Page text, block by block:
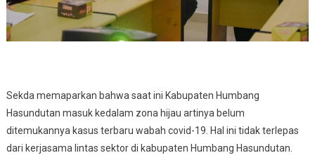
Sekda memaparkan bahwa saat ini Kabupaten Humbang
Hasundutan masuk kedalam zona hijau artinya belum
ditemukannya kasus terbaru wabah covid-19. Hal ini tidak terlepas
dari kerjasama lintas sektor di kabupaten Humbang Hasundutan.